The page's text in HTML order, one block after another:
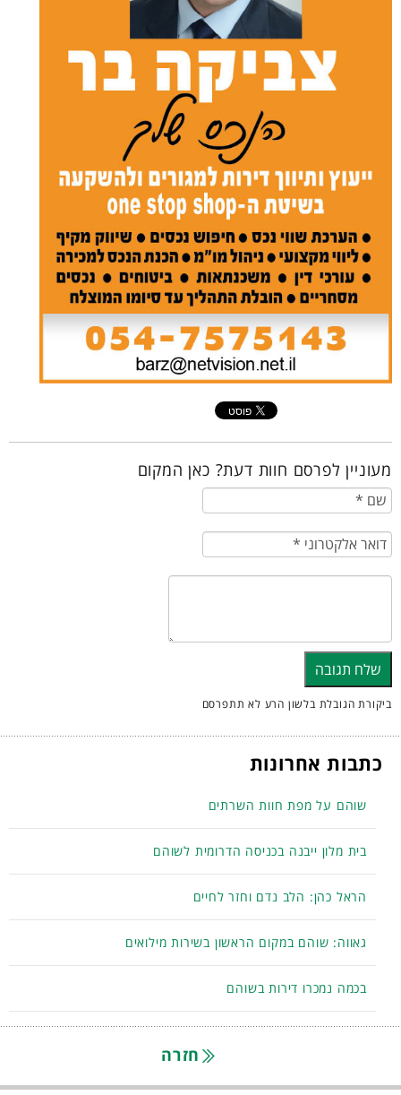
מעוניין לפרסם חוות דעת? כאן המקום
ביקורת הגובלת בלשון הרע לא תתפרסם
כתבות אחרונות
שוהם על מפת חוות השרתים
בית מלון ייבנה בכניסה הדרומית לשוהם
הראל כהן: הלב נדם וחזר לחיים
גאווה: שוהם במקום הראשון בשירות מילואים
בכמה נמכרו דירות בשוהם
חזרה